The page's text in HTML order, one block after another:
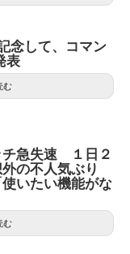
念して、コマン
表
む
チ急失速 １日２
の不人気ぶり
使いたい機能がな
む